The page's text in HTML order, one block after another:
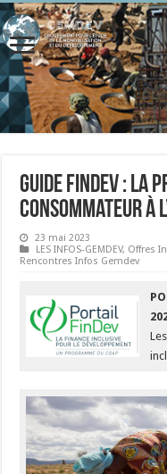
Guide FinDev : la
consommateur à
23 mai 2023
LES INFOS-GEMDEV, Offres
Rencontres Infos Gemdev